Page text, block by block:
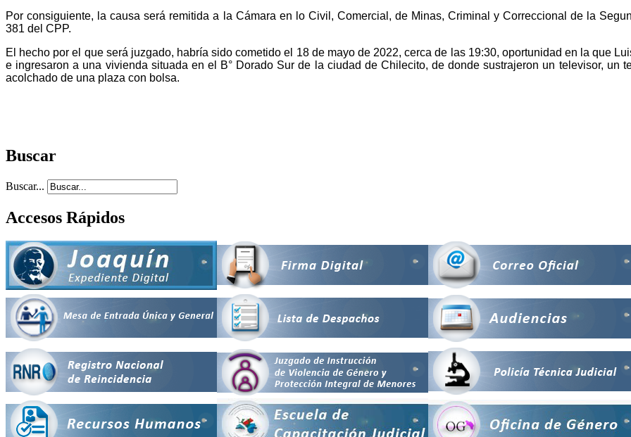
Por consiguiente, la causa será remitida a la Cámara en lo Civil, Comercial, de Minas, Criminal y Correccional de la
381 del CPP.
El hecho por el que será juzgado, habría sido cometido el 18 de mayo de 2022, cerca de las 19:30, oportunidad en la que
e ingresaron a una vivienda situada en el B° Dorado Sur de la ciudad de Chilecito, de donde sustrajeron un televisor, un
acolchado de una plaza con bolsa.
Buscar
Buscar...
Accesos Rápidos